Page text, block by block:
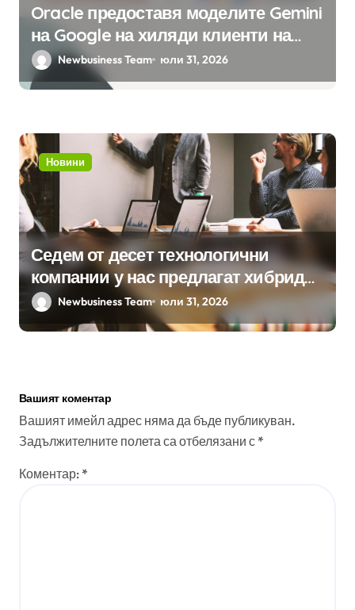
Oracle предоставя моделите Gemini
на Google на хиляди клиенти на
бизнес приложения
Newbusiness Team юли 31, 2026
Новини
Седем от десет технологични
компании у нас предлагат хибридна
работаNewbusiness Team юли 31, 2026
Вашият коментар
Вашият имейл адрес няма да бъде публикуван.
Задължителните полета са отбелязани с *
Коментар: *